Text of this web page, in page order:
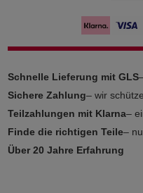
Schnelle Lieferung mit GLS
Sichere Zahlung– wir
Teilzahlungen mit Klarna–
Finde die richtigen Teile–
Über 20 Jahre Erfahrung